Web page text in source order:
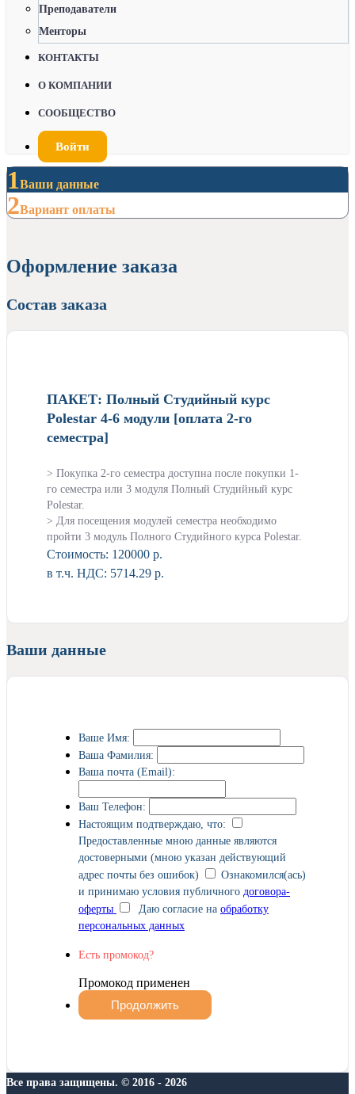
Преподаватели
Менторы
КОНТАКТЫ
О КОМПАНИИ
СООБЩЕСТВО
Войти
1Ваши данные
2Вариант оплаты
Оформление заказа
Состав заказа
ПАКЕТ: Полный Студийный курс
Polestar 4-6 модули [оплата 2-го
семестра]
> Покупка 2-го семестра доступна после покупки 1-
го семестра или 3 модуля Полный Студийный курс
Polestar.
> Для посещения модулей семестра необходимо
пройти 3 модуль Полного Студийного курса Polestar.
Стоимость: 120000 р.
в т.ч. НДС: 5714.29 р.
Ваши данные
Ваше Имя:
Ваша Фамилия:
Ваша почта (Email):
Ваш Телефон:
Настоящим подтверждаю, что:
Предоставленные мною данные являются
достоверными (мною указан действующий
адрес почты без ошибок)
Ознакомился(ась)
и принимаю условия публичного договора-
оферты
Даю согласие на обработку
персональных данных
Есть промокод?
Промокод применен
Все права защищены. © 2016 - 2026